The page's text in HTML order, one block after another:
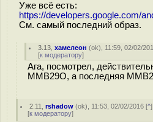
Уже всё есть:
https://developers.google.com/
См. самый последний образ.
3.13 ,хамелеон (ok), 11:59, 02/02/
[к модератору]
Ага, посмотрел,
MMB29O, а последняя
2.11 ,rshadow (ok), 11:53, 02/02/2016 [^
[к модератору]